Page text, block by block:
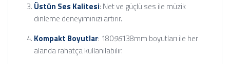
Üstün Ses Kalitesi: Net ve güçlü ses ile müzik
dinleme deneyiminizi artırır.
Kompakt Boyutlar: 18096138mm boyutları ile her
alanda rahatça kullanılabilir.